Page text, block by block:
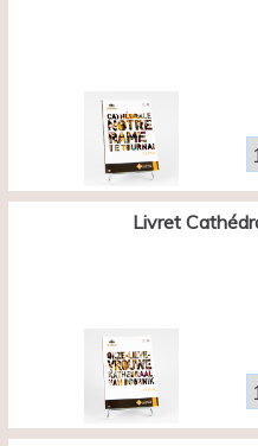
Livret